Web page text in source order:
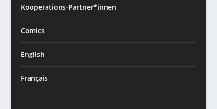
Kooperations-Partner*innen
Comics
English
Français